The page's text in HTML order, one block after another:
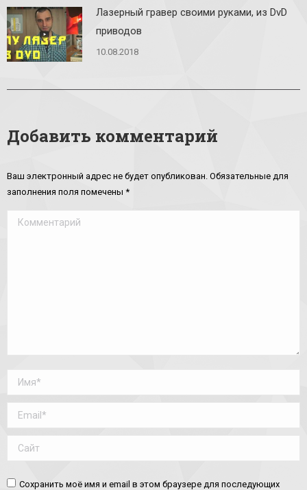
Лазерный гравер своими руками, из DvD
приводов
10.08.2018
Добавить комментарий
Ваш электронный адрес не будет опубликован. Обязательные для
заполнения поля помечены *
Комментарий
Имя *
Email *
Сайт
Сохранить моё имя и email в этом браузере для последующих